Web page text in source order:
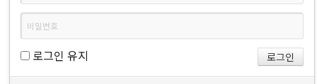
로그인 유지